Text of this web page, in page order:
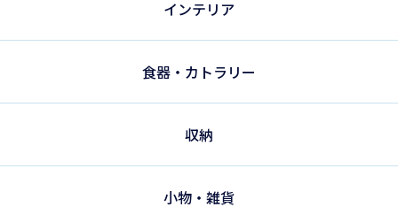
インテリア
食器・カトラリー
収納
小物・雑貨